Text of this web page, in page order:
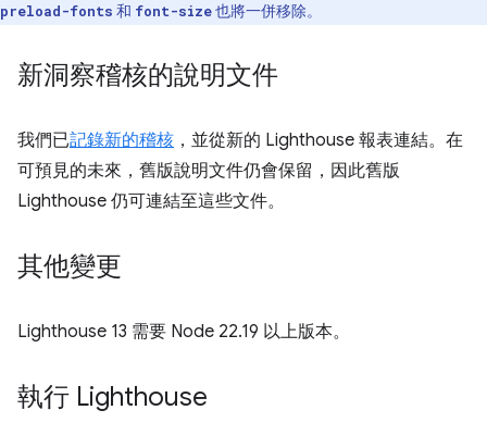
preload-fonts 和 font-size也將一併移除。
新洞察稽核的說明文件
我們已記錄新的稽核 ，並從新的 Lighthouse 報表連結。在
可預見的未來，舊版說明文件仍會保留，因此舊版
Lighthouse 仍可連結至這些文件。
其他變更
Lighthouse 13 需要 Node 22.19 以上版本。
執行 Lighthouse